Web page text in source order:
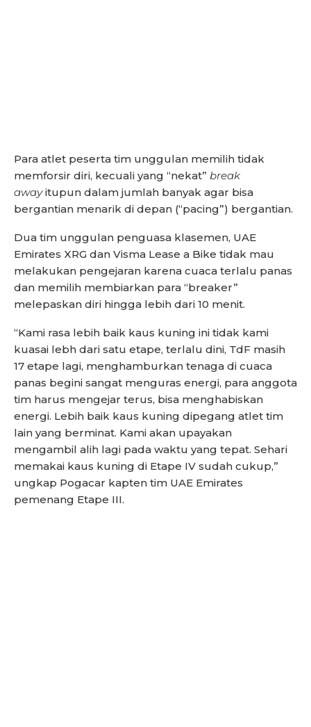
Para atlet peserta tim unggulan memilih tidak
memforsir diri, kecuali yang “nekat” break
awayitupun dalam jumlah banyak agar bisa
bergantian menarik di depan (“pacing”) bergantian.
Dua tim unggulan penguasa klasemen, UAE
Emirates XRG dan Visma Lease a Bike tidak mau
melakukan pengejaran karena cuaca terlalu panas
dan memilih membiarkan para “breaker”
melepaskan diri hingga lebih dari 10 menit.
“Kami rasa lebih baik kaus kuning ini tidak kami
kuasai lebh dari satu etape, terlalu dini, TdF masih
17 etape lagi, menghamburkan tenaga di cuaca
panas begini sangat menguras energi, para anggota
tim harus mengejar terus, bisa menghabiskan
energi. Lebih baik kaus kuning dipegang atlet tim
lain yang berminat. Kami akan upayakan
mengambil alih lagi pada waktu yang tepat. Sehari
memakai kaus kuning di Etape IV sudah cukup,”
ungkap Pogacar kapten tim UAE Emirates
pemenang Etape III.